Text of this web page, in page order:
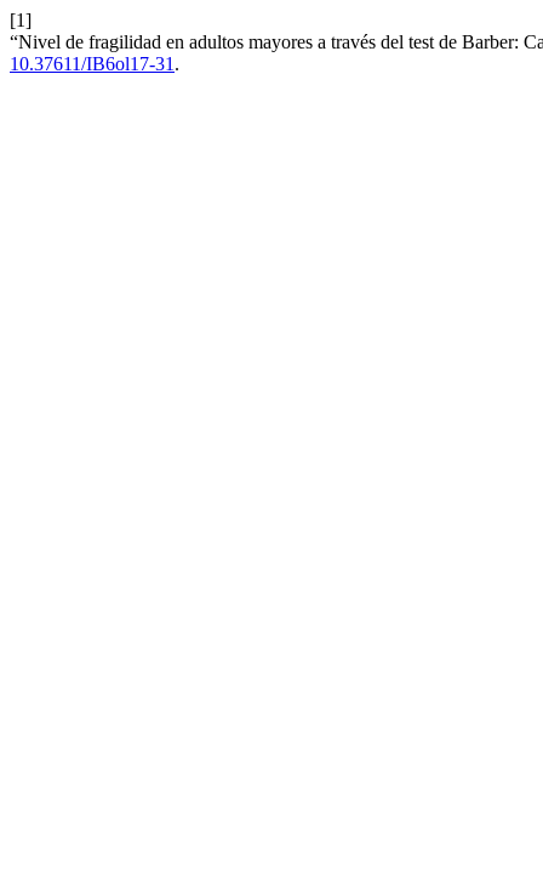
[1]
“Nivel de fragilidad en adultos mayores a través del test de Barber:
10.37611/IB6ol17-31 .